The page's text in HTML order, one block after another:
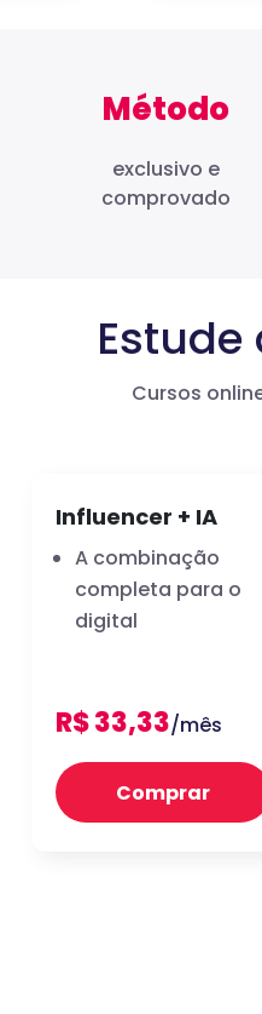
Método
exclusivo e
comprovado
Cursos
Influencer + IA
A combinação
completa para o
digital
R$ 33,33/mês
Comprar